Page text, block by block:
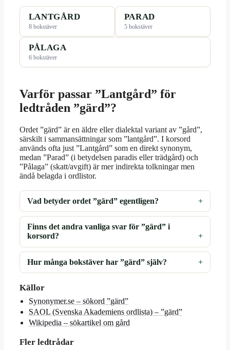
LANTGÅRD
8 bokstäver
PARAD
5 bokstäver
PÅLAGA
6 bokstäver
Varför passar ”Lantgård” för
ledtråden ”gärd”?
Ordet ”gärd” är en äldre eller dialektal variant av ”gård”,
särskilt i sammansättningar som ”lantgård”. I korsord
används ofta just ”Lantgård” som en direkt synonym,
medan ”Parad” (i betydelsen paradis eller trädgård) och
”Pålaga” (skatt/avgift) är mer indirekta tolkningar men
ändå belagda i ordlistor.
Vad betyder ordet ”gärd” egentligen?
Finns det andra vanliga svar för ”gärd” i
korsord?
Hur många bokstäver har ”gärd” själv?
Källor
Synonymer.se – sökord ”gärd”
SAOL (Svenska Akademiens ordlista) – ”gärd”
Wikipedia – sökartikel om gård
Fler ledtrådar